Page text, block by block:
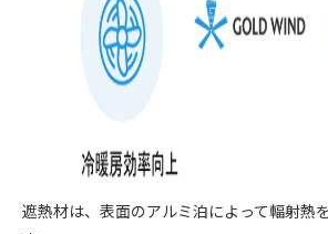
遮熱材は、表面のアルミ泊によって輻射熱